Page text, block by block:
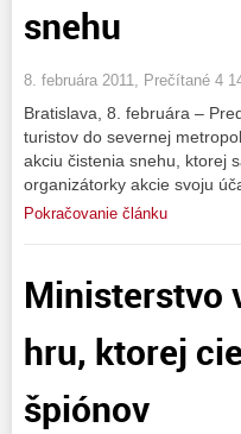
snehu
8. februára 2011, Prečítané 4
Bratislava, 8. februára –
turistov do severnej
akciu čistenia snehu, ktorej
organizátorky akcie svoju
Pokračovanie článku
Ministerstvo
hru, ktorej
špiónov